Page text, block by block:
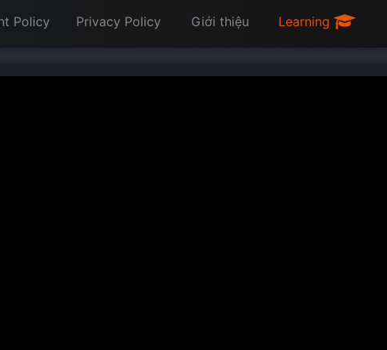
Policy Privacy Policy Giới thiệu Learning